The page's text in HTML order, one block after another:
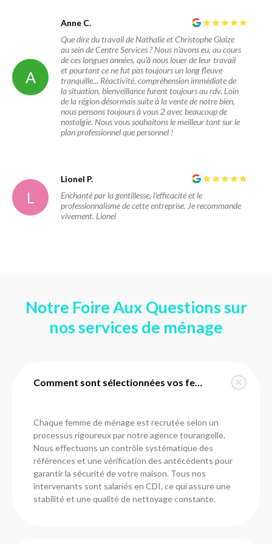
A
Anne C.
Que dire du travail de Nathalie et Christophe Glaize
au sein de Centre Services ? Nous n'avons eu, au cours
de ces longues années, qu'à nous louer de leur travail
et pourtant ce ne fut pas toujours un long fleuve
tranquille... Réactivité, compréhension immédiate de
la situation, bienveillance furent toujours au rdv. Loin
de la région désormais suite à la vente de notre bien,
nous pensons toujours à vous 2 avec beaucoup de
nostalgie. Nous vous souhaitons le meilleur tant sur le
plan professionnel que personnel !
L
Lionel P.
Enchanté par la gentillesse, l’efficacité et le
professionnalisme de cette entreprise. Je recommande
vivement. Lionel
Notre Foire Aux Questions sur
nos services de ménage
Comment sont sélectionnées vos femmes de ménage à Chanceaux-sur-Choisille ?
Chaque femme de ménage est recrutée selon un
processus rigoureux par notre agence tourangelle.
Nous effectuons un contrôle systématique des
références et une vérification des antécédents pour
garantir la sécurité de votre maison. Tous nos
intervenants sont salariés en CDI, ce qui assure une
stabilité et une qualité de nettoyage constante.